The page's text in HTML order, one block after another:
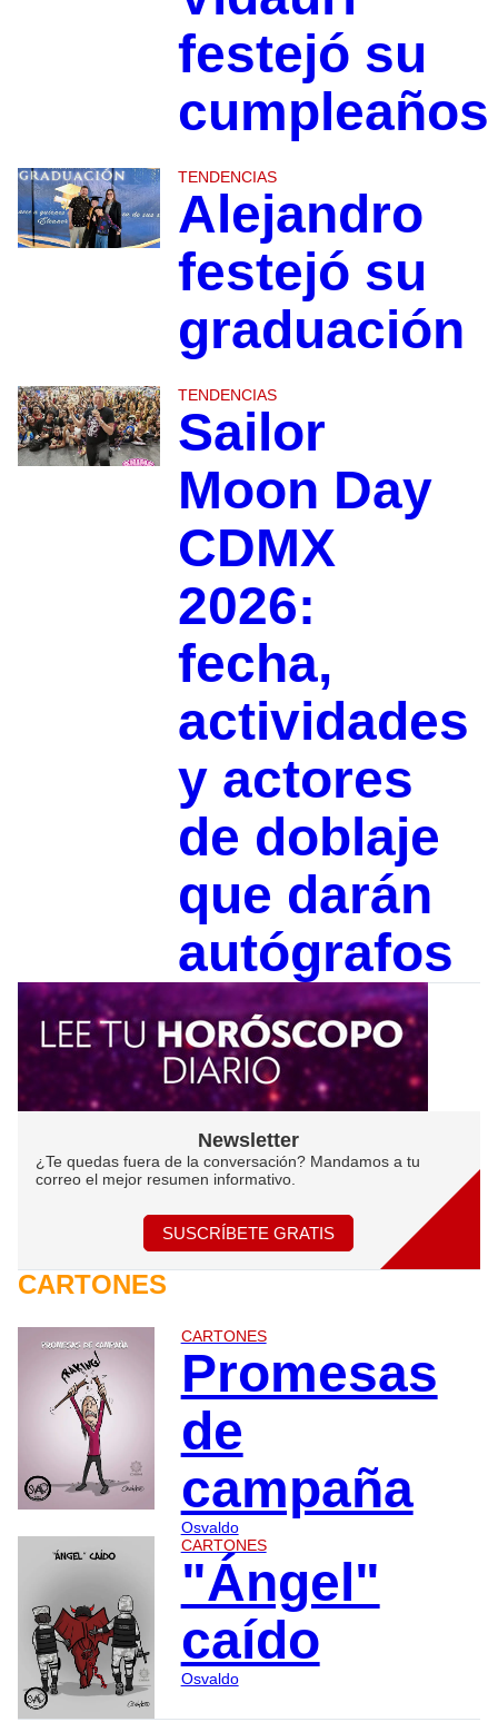
festejó su
cumpleaños
TENDENCIAS
Alejandro
festejó su
graduación
TENDENCIAS
Sailor
Moon Day
CDMX
2026:
fecha,
actividades
y actores
de doblaje
que darán
autógrafos
Newsletter
¿Te quedas fuera de la conversación? Mandamos a tu
correo el mejor resumen informativo.
SUSCRÍBETE GRATIS
CARTONES
CARTONES
Promesas
de
campaña
Osvaldo
CARTONES
"Ángel"
caído
Osvaldo